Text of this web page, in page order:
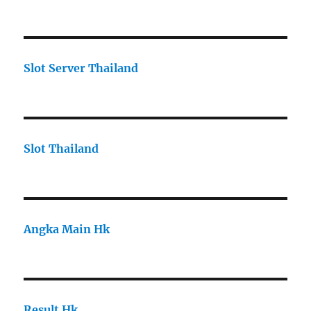
Slot Server Thailand
Slot Thailand
Angka Main Hk